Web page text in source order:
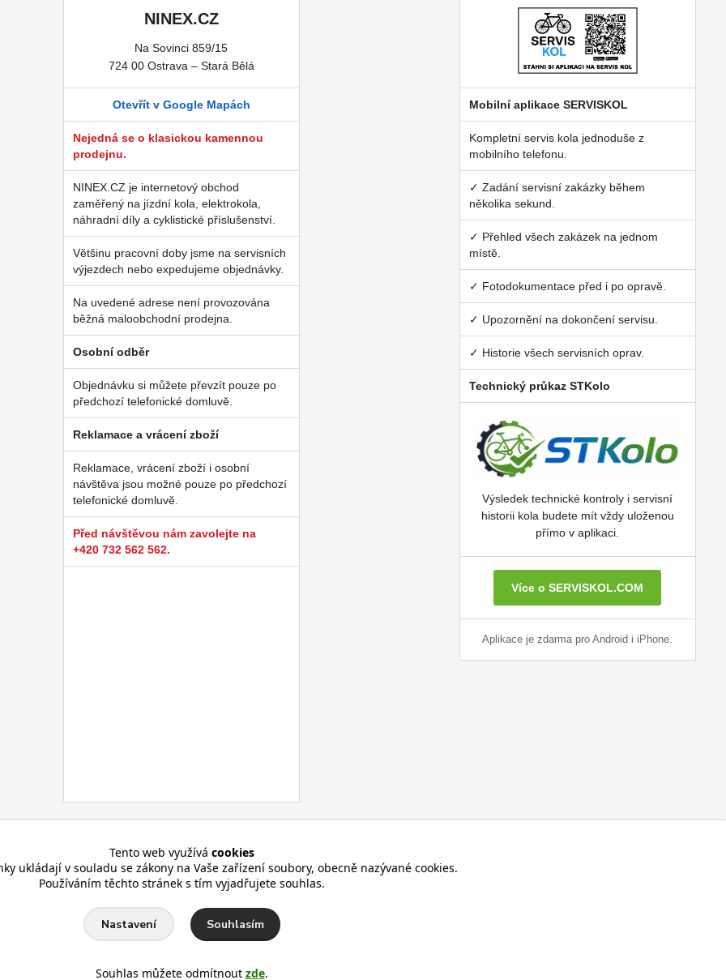
NINEX.CZ
Na Sovinci 859/15
724 00 Ostrava – Stará Bělá
Otevřít v Google Mapách
Nejedná se o klasickou kamennou
prodejnu.
NINEX.CZ je internetový obchod
zaměřený na jízdní kola, elektrokola,
náhradní díly a cyklistické příslušenství.
Většinu pracovní doby jsme na servisních
výjezdech nebo expedujeme objednávky.
Na uvedené adrese není provozována
běžná maloobchodní prodejna.
Osobní odběr
Objednávku si můžete převzít pouze po
předchozí telefonické domluvě.
Reklamace a vrácení zboží
Reklamace, vrácení zboží i osobní
návštěva jsou možné pouze po předchozí
telefonické domluvě.
Před návštěvou nám zavolejte na
+420 732 562 562.
Mobilní aplikace SERVISKOL
Kompletní servis kola jednoduše z
mobilního telefonu.
✓ Zadání servisní zakázky během
několika sekund.
✓ Přehled všech zakázek na jednom
místě.
✓ Fotodokumentace před i po opravě.
✓ Upozornění na dokončení servisu.
✓ Historie všech servisních oprav.
Technický průkaz STKolo
Výsledek technické kontroly i servisní
historii kola budete mít vždy uloženou
přímo v aplikaci.
Více o SERVISKOL.COM
Aplikace je zdarma pro Android i iPhone.
Tento web využívá cookies
ukládají v souladu se zákony na Vaše zařízení soubory, obecně nazývané cookies.
Používáním těchto stránek s tím vyjadřujete souhlas.
Nastavení Souhlasím
Souhlas můžete odmítnout zde.